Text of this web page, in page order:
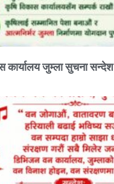
कार्यालय जुम्ला सुचना सन्देश